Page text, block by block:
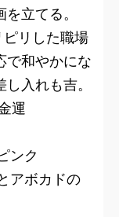
立てる。
リした職場
で和やかにな
入れも吉。
運
ンク
アボカドの